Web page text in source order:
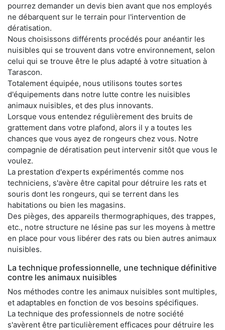
pourrez demander un devis bien avant que nos employés
ne débarquent sur le terrain pour l'intervention de
dératisation.
Nous choisissons différents procédés pour anéantir les
nuisibles qui se trouvent dans votre environnement, selon
celui qui se trouve être le plus adapté à votre situation à
Tarascon.
Totalement équipée, nous utilisons toutes sortes
d'équipements dans notre lutte contre les nuisibles
animaux nuisibles, et des plus innovants.
Lorsque vous entendez régulièrement des bruits de
grattement dans votre plafond, alors il y a toutes les
chances que vous ayez de rongeurs chez vous. Notre
compagnie de dératisation peut intervenir sitôt que vous le
voulez.
La prestation d'experts expérimentés comme nos
techniciens, s'avère être capital pour détruire les rats et
souris dont les rongeurs, qui se terrent dans les
habitations ou bien les magasins.
Des pièges, des appareils thermographiques, des trappes,
etc., notre structure ne lésine pas sur les moyens à mettre
en place pour vous libérer des rats ou bien autres animaux
nuisibles.
La technique professionnelle, une technique définitive
contre les animaux nuisibles
Nos méthodes contre les animaux nuisibles sont multiples,
et adaptables en fonction de vos besoins spécifiques.
La technique des professionnels de notre société
s'avèrent être particulièrement efficaces pour détruire les